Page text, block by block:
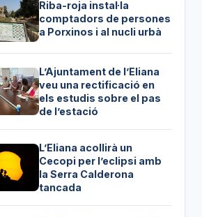
Riba-roja instal·la
comptadors de persones
a Porxinos i al nucli urbà
L’Ajuntament de l’Eliana
veu una rectificació en
els estudis sobre el pas
de l’estació
L’Eliana acollirà un
Cecopi per l’eclipsi amb
la Serra Calderona
tancada